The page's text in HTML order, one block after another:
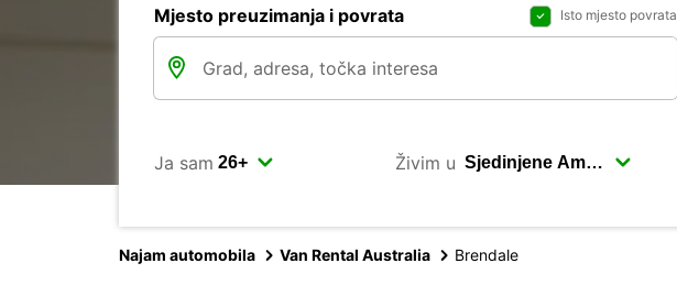
Mjesto preuzimanja i povrata Isto mjesto povrata
Ja sam Živim u
Najam automobila Van Rental Australia Brendale